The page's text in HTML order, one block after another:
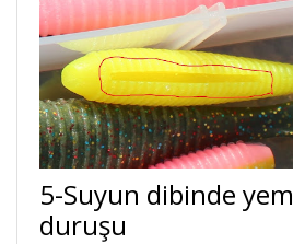
5-Suyun dibinde
duruşu